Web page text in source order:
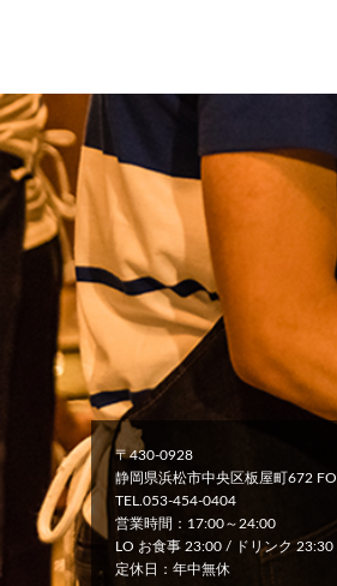
〒430-0928
静岡県浜松市中央区板屋町672
TEL.053-454-0404
営業時間：17:00～24:00
LO お食事 23:00 / ドリンク 23:30
定休日：年中無休